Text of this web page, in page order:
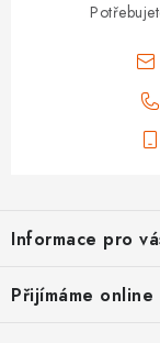
p
a
Informace pro
Jak nakupovat
Přijímáme